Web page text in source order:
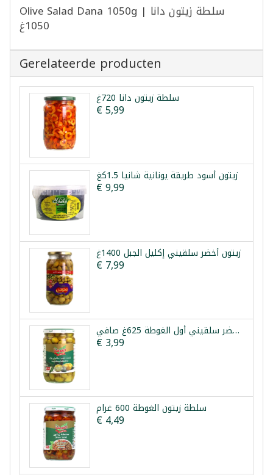
Olive Salad Dana 1050g | سلطة زيتون دانا
1050غ
Gerelateerde producten
سلطة زيتون دانا 720غ
€ 5,99
زيتون أسود طريقة يونانية شانيا 1.5كغ
€ 9,99
زيتون أخضر سلقيني إكليل الجبل 1400غ
€ 7,99
زيتون أخضر سلقيني أول الغوطة 625غ صافي
€ 3,99
سلطة زيتون الغوطة 600 غرام
€ 4,49